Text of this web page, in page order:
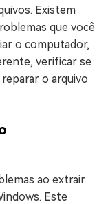
Existem
que você
o computador,
verificar se
o arquivo
ao extrair
Este